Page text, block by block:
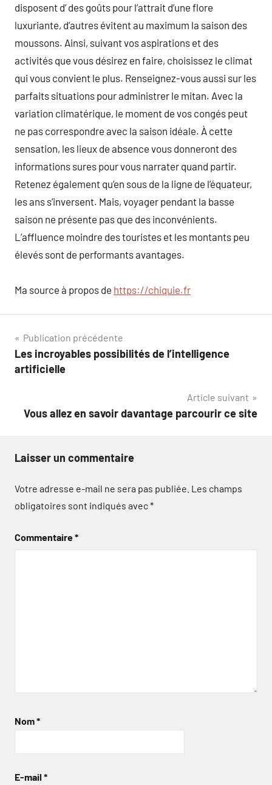
disposent d’ des goûts pour l’attrait d’une flore
luxuriante, d’autres évitent au maximum la saison des
moussons. Ainsi, suivant vos aspirations et des
activités que vous désirez en faire, choisissez le climat
qui vous convient le plus. Renseignez-vous aussi sur les
parfaits situations pour administrer le mitan. Avec la
variation climatérique, le moment de vos congés peut
ne pas correspondre avec la saison idéale. À cette
sensation, les lieux de absence vous donneront des
informations sures pour vous narrater quand partir.
Retenez également qu’en sous de la ligne de l’équateur,
les ans s’inversent. Mais, voyager pendant la basse
saison ne présente pas que des inconvénients.
L’affluence moindre des touristes et les montants peu
élevés sont de performants avantages.
Ma source à propos de https://chiquie.fr
Navigation
de
Publication précédente
Les incroyables possibilités de l’intelligence
artificielle
Article suivant
Vous allez en savoir davantage parcourir ce site
Laisser un commentaire
Votre adresse e-mail ne sera pas publiée. Les champs
obligatoires sont indiqués avec*
Commentaire*
Nom*
E-mail *